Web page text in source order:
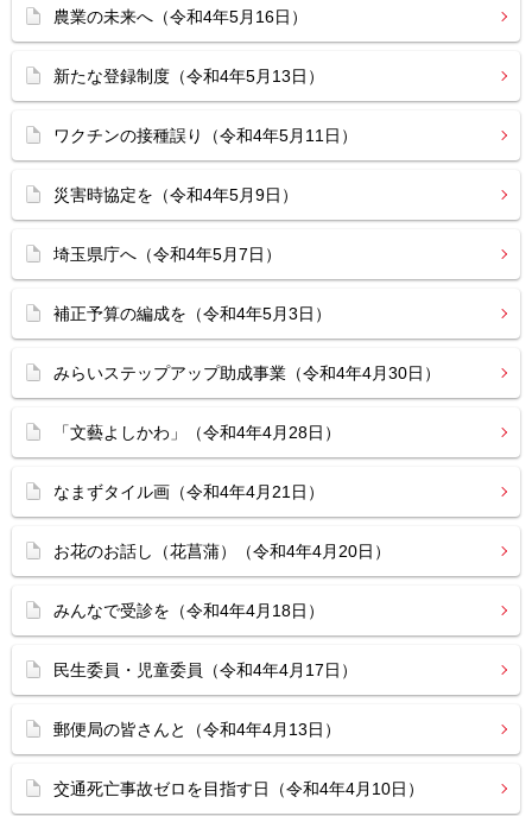
農業の未来へ（令和4年5月16日）
新たな登録制度（令和4年5月13日）
ワクチンの接種誤り（令和4年5月11日）
災害時協定を（令和4年5月9日）
埼玉県庁へ（令和4年5月7日）
補正予算の編成を（令和4年5月3日）
みらいステップアップ助成事業（令和4年4月30日）
「文藝よしかわ」（令和4年4月28日）
なまずタイル画（令和4年4月21日）
お花のお話し（花菖蒲）（令和4年4月20日）
みんなで受診を（令和4年4月18日）
民生委員・児童委員（令和4年4月17日）
郵便局の皆さんと（令和4年4月13日）
交通死亡事故ゼロを目指す日（令和4年4月10日）